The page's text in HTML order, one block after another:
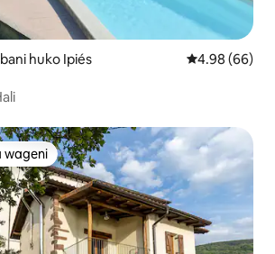
huko Ipiés Ukadiriaji wa
4.98 (66)
cha wageni
wageni